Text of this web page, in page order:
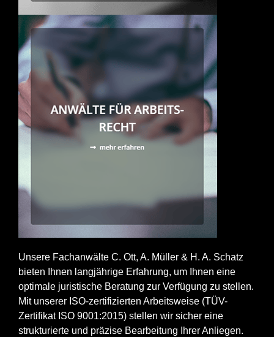
Unsere Fachanwälte C. Ott, A. Müller & H. A. Schatz
bieten Ihnen langjährige Erfahrung, um Ihnen eine
optimale juristische Beratung zur Verfügung zu stellen.
Mit unserer ISO-zertifizierten Arbeitsweise (TÜV-
Zertifikat ISO 9001:2015) stellen wir sicher eine
strukturierte und präzise Bearbeitung Ihrer Anliegen.